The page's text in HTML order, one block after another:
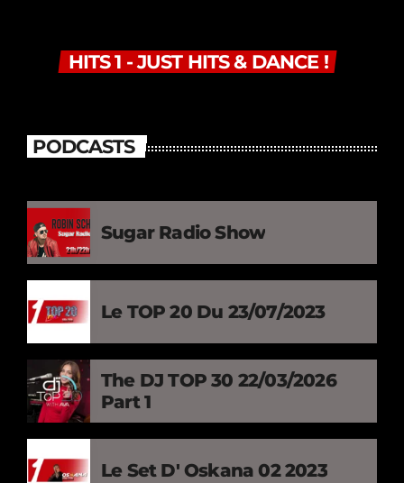
HITS 1 - JUST HITS & DANCE !
PODCASTS
Sugar Radio Show
Le TOP 20 Du 23/07/2023
The DJ TOP 30 22/03/2026
Part 1
Le Set D' Oskana 02 2023